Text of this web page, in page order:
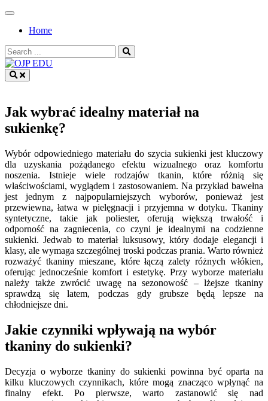
Skip
contentHome
Search
for:
Jak wybrać idealny materiał na
sukienkę?
Wybór odpowiedniego materiału do szycia sukienki jest kluczowy
dla uzyskania pożądanego efektu wizualnego oraz komfortu
noszenia. Istnieje wiele rodzajów tkanin, które różnią się
właściwościami, wyglądem i zastosowaniem. Na przykład bawełna
jest jednym z najpopularniejszych wyborów, ponieważ jest
przewiewna, łatwa w pielęgnacji i przyjemna w dotyku. Tkaniny
syntetyczne, takie jak poliester, oferują większą trwałość i
odporność na zagniecenia, co czyni je idealnymi na codzienne
sukienki. Jedwab to materiał luksusowy, który dodaje elegancji i
klasy, ale wymaga szczególnej troski podczas prania. Warto również
rozważyć tkaniny mieszane, które łączą zalety różnych włókien,
oferując jednocześnie komfort i estetykę. Przy wyborze materiału
należy także zwrócić uwagę na sezonowość – lżejsze tkaniny
sprawdzą się latem, podczas gdy grubsze będą lepsze na
chłodniejsze dni.
Jakie czynniki wpływają na wybór
tkaniny do sukienki?
Decyzja o wyborze tkaniny do sukienki powinna być oparta na
kilku kluczowych czynnikach, które mogą znacząco wpłynąć na
finalny efekt. Po pierwsze, warto zastanowić się nad